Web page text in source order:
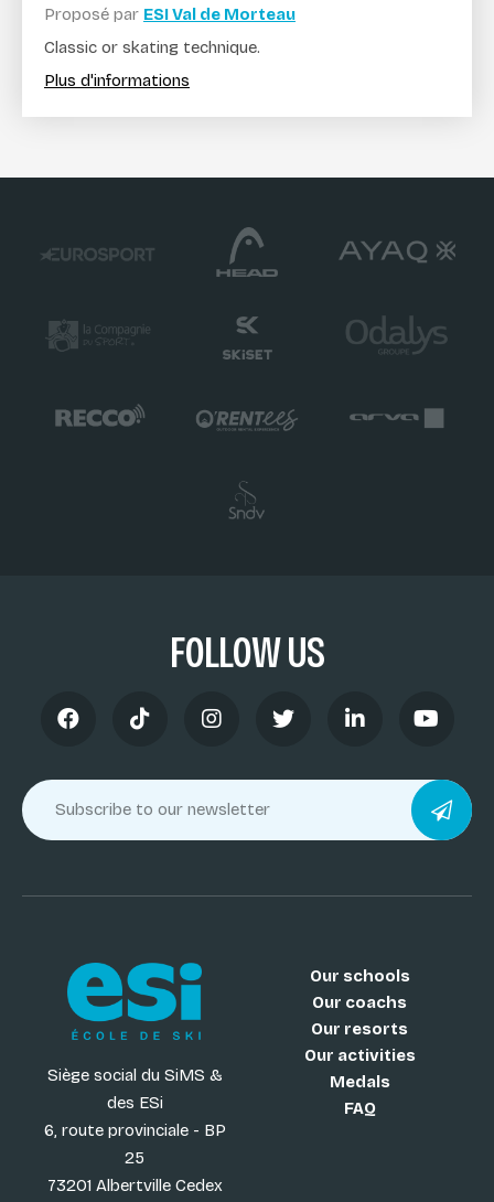
Proposé par ESI Val de Morteau
Classic or skating technique.
Plus d'informations
FOLLOW US
Siège social du SiMS &
des ESi
6, route provinciale - BP
25
73201 Albertville Cedex
Our schools
Our coachs
Our resorts
Our activities
Medals
FAQ